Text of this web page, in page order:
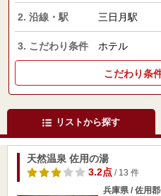
2. 沿線・駅 三日月駅
3. こだわり条件 ホテル
こだわり条
リストから探す
天然温泉 佐用の湯
3.2点/ 13 件
兵庫県 / 佐用